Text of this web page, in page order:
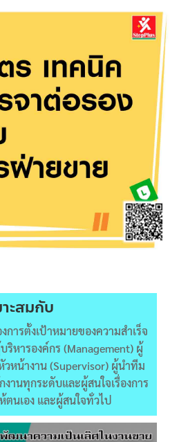
ะสมกับ
ารตั้งเป้าหมายของความสำเร็จ
ริหารองค์กร (Management) ผู้
วหน้างาน (Supervisor) ผู้นำทีม
านทุกระดับและผู้สนใจเรื่องการ
นเอง และผู้สนใจทั่วไป